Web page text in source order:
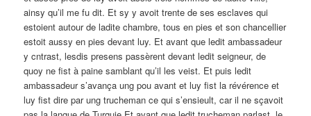
ainsy qu’il me fu dit. Et sy y avoit trente de ses esclaves qui
estoient autour de ladite chambre, tous en pies et son chancellier
estoit aussy en pies devant luy. Et avant que ledit ambassadeur
y cntrast, lesdis presens passèrent devant ledit seigneur, de
quoy ne fist à paine samblant qu’il les veist. Et puis ledit
ambassadeur s’avança ung pou avant et luy fist la révérence et
luy fist dire par ung trucheman ce qui s’ensieult, car il ne sçavoit